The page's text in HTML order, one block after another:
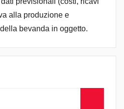
alla produzione e
bevanda in oggetto.